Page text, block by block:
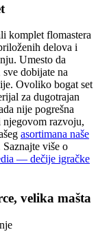
komplet flomastera
delova i
Umesto da
dobijate na
Ovoliko bogat set
za dugotrajan
nije pogrešna
razvoju,
asortimana naše
više o
— dečije igračke
velika mašta